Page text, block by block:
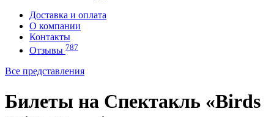
Доставка и оплата
О компании
Контакты
Отзывы 787
Все представления
Билеты на Спектакль «Birds